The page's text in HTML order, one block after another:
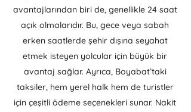
avantajlarından biri de, genellikle 24 saat
açık olmalarıdır. Bu, gece veya sabah
erken saatlerde şehir dışına seyahat
etmek isteyen yolcular için büyük bir
avantaj sağlar. Ayrıca, Boyabat’taki
taksiler, hem yerel halk hem de turistler
için çeşitli ödeme seçenekleri sunar. Nakit